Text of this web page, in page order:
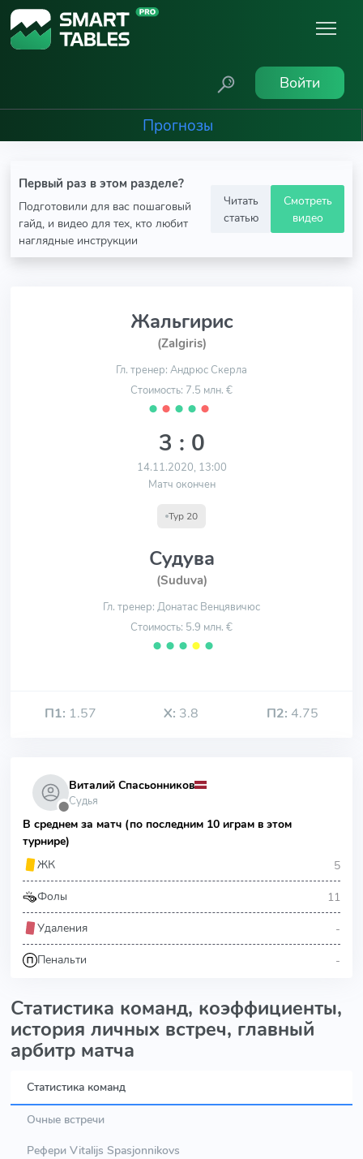
Войти
Прогнозы
Первый раз в этом разделе?
Подготовили для вас пошаговый
гайд, и видео для тех, кто любит
наглядные инструкции
Читать
статью
Смотреть
видео
Жальгирис
(Zalgiris)
Гл. тренер: Андрюс Скерла
Стоимость: 7.5 млн. €
⬤ ⬤ ⬤ ⬤ ⬤
3 : 0
14.11.2020, 13:00
Матч окончен
Тур 20
Судува
(Suduva)
Гл. тренер: Донатас Венцявичюс
Стоимость: 5.9 млн. €
⬤ ⬤ ⬤ ⬤ ⬤
П1: 1.57 Х: 3.8 П2: 4.75
⬤
Виталий Спасьонников
Судья
В среднем за матч (по последним 10 играм в этом
турнире)
ЖК
5
Фолы 11
Удаления -
Пенальти -
Статистика команд, коэффициенты,
история личных встреч, главный
арбитр матча
Статистика команд
Очные встречи
Рефери Vitalijs Spasjonnikovs